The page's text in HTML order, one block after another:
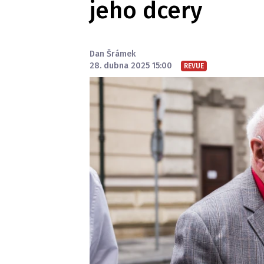
jeho dcery
Dan Šrámek
28. dubna 2025 15:00
REVUE